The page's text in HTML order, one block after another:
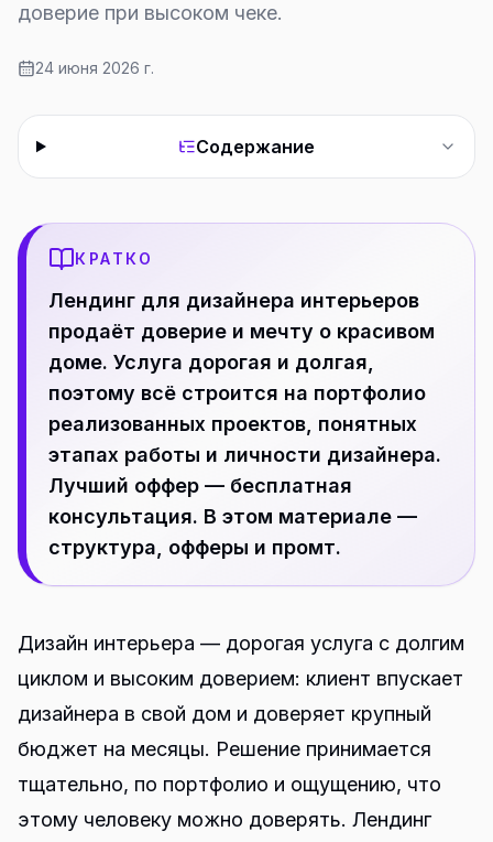
доверие при высоком чеке.
24 июня 2026 г.
Содержание
КРАТКО
Лендинг для дизайнера интерьеров
продаёт доверие и мечту о красивом
доме. Услуга дорогая и долгая,
поэтому всё строится на портфолио
реализованных проектов, понятных
этапах работы и личности дизайнера.
Лучший оффер — бесплатная
консультация. В этом материале —
структура, офферы и промт.
Дизайн интерьера — дорогая услуга с долгим
циклом и высоким доверием: клиент впускает
дизайнера в свой дом и доверяет крупный
бюджет на месяцы. Решение принимается
тщательно, по портфолио и ощущению, что
этому человеку можно доверять. Лендинг